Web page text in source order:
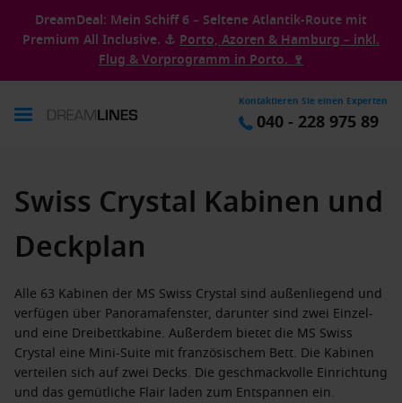
DreamDeal: Mein Schiff 6 – Seltene Atlantik-Route mit
Premium All Inclusive. ⚓ Porto, Azoren & Hamburg – inkl.
Flug & Vorprogramm in Porto. 🍷
Kontaktieren Sie einen Experten
040 - 228 975 89
Swiss Crystal Kabinen und
Deckplan
Alle 63 Kabinen der MS Swiss Crystal sind außenliegend und
verfügen über Panoramafenster, darunter sind zwei Einzel-
und eine Dreibettkabine. Außerdem bietet die MS Swiss
Crystal eine Mini-Suite mit französischem Bett. Die Kabinen
verteilen sich auf zwei Decks. Die geschmackvolle Einrichtung
und das gemütliche Flair laden zum Entspannen ein.